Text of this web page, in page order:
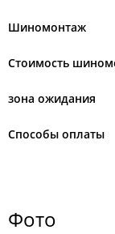
Шиномонтаж
Стоимость
зона ожидания
Способы оплаты
Фото